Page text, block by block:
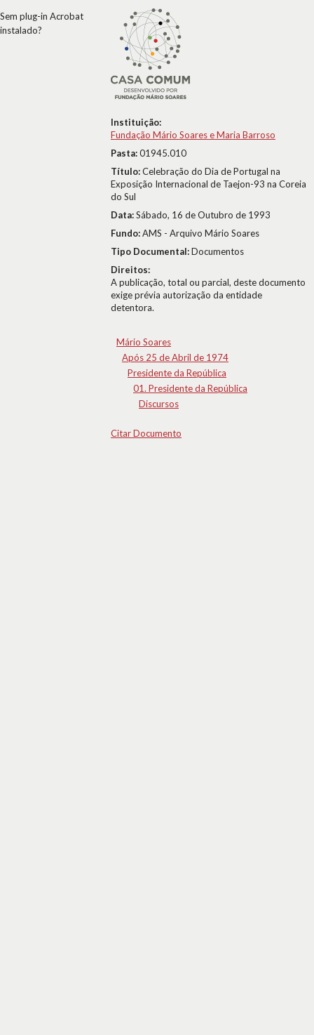
Instituição:
Fundação Mário Soares e Maria Barroso
Pasta:01945.010
Título:Celebração do Dia de Portugal na
Exposição Internacional de Taejon-93 na Coreia
do Sul
Data:Sábado, 16 de Outubro de 1993
Fundo:AMS - Arquivo Mário Soares
Tipo Documental:Documentos
Direitos:
A publicação, total ou parcial, deste documento
exige prévia autorização da entidade
detentora.
Mário Soares
Após 25 de Abril de 1974
Presidente da República
01. Presidente da República
Discursos
Citar Documento
Sem plug-in Acrobat
instalado?